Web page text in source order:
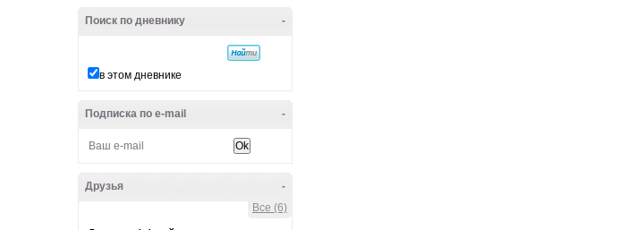
-
Поиск по дневнику
в этом дневнике
-
Подписка по e-mail
-
Друзья
Все (6)